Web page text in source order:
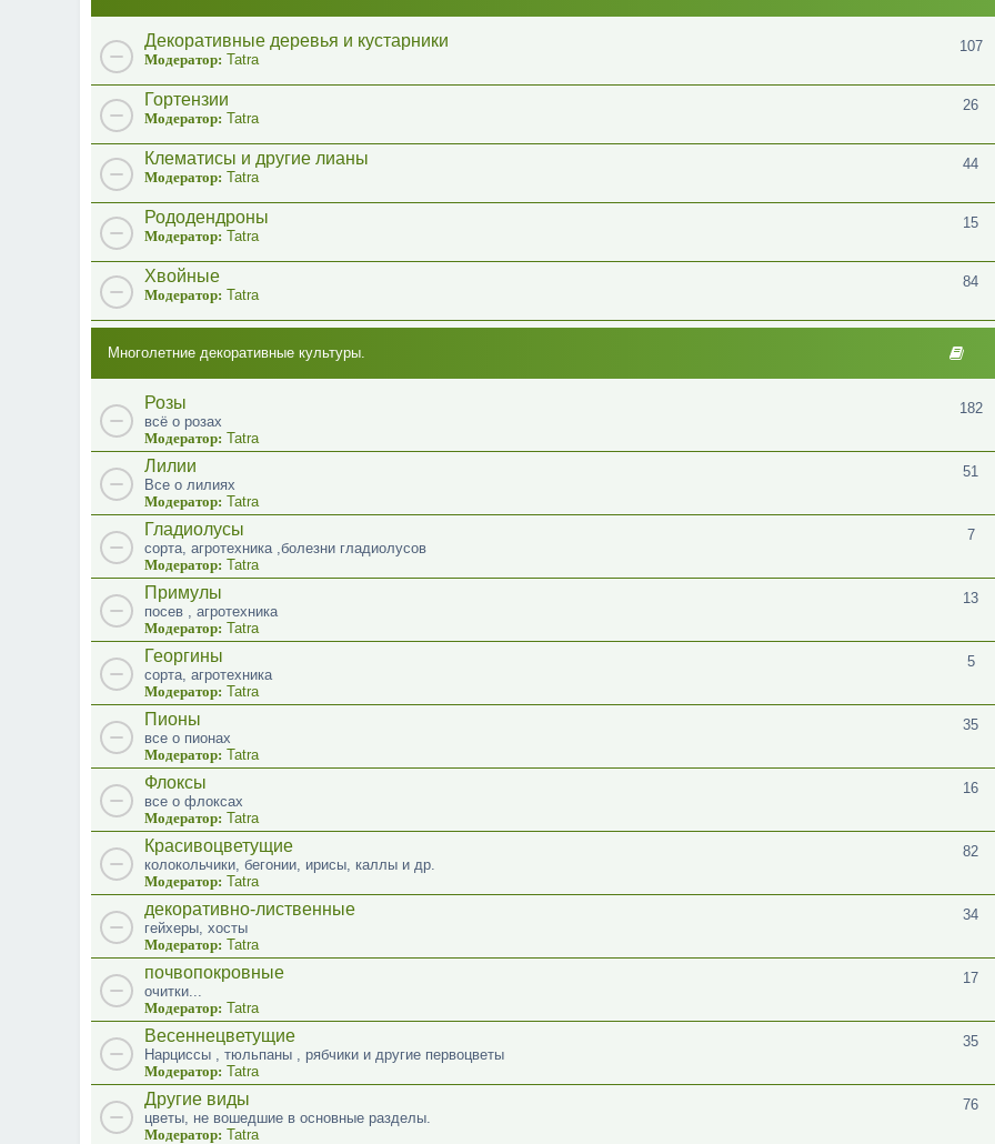
Декоративные деревья и кустарники
Модератор: Tatra
107
Гортензии
Модератор: Tatra
26
Клематисы и другие лианы
Модератор: Tatra
44
Рододендроны
Модератор: Tatra
15
Хвойные
Модератор: Tatra
84
Многолетние декоративные культуры.
Розы
всё о розах
Модератор: Tatra
182
Лилии
Все о лилиях
Модератор: Tatra
51
Гладиолусы
сорта, агротехника ,болезни гладиолусов
Модератор: Tatra
7
Примулы
посев , агротехника
Модератор: Tatra
13
Георгины
сорта, агротехника
Модератор: Tatra
5
Пионы
все о пионах
Модератор: Tatra
35
Флоксы
все о флоксах
Модератор: Tatra
16
Красивоцветущие
колокольчики, бегонии, ирисы, каллы и др.
Модератор: Tatra
82
декоративно-лиственные
гейхеры, хосты
Модератор: Tatra
34
почвопокровные
очитки...
Модератор: Tatra
17
Весеннецветущие
Нарциссы , тюльпаны , рябчики и другие первоцветы
Модератор: Tatra
35
Другие виды
цветы, не вошедшие в основные разделы.
Модератор: Tatra
76